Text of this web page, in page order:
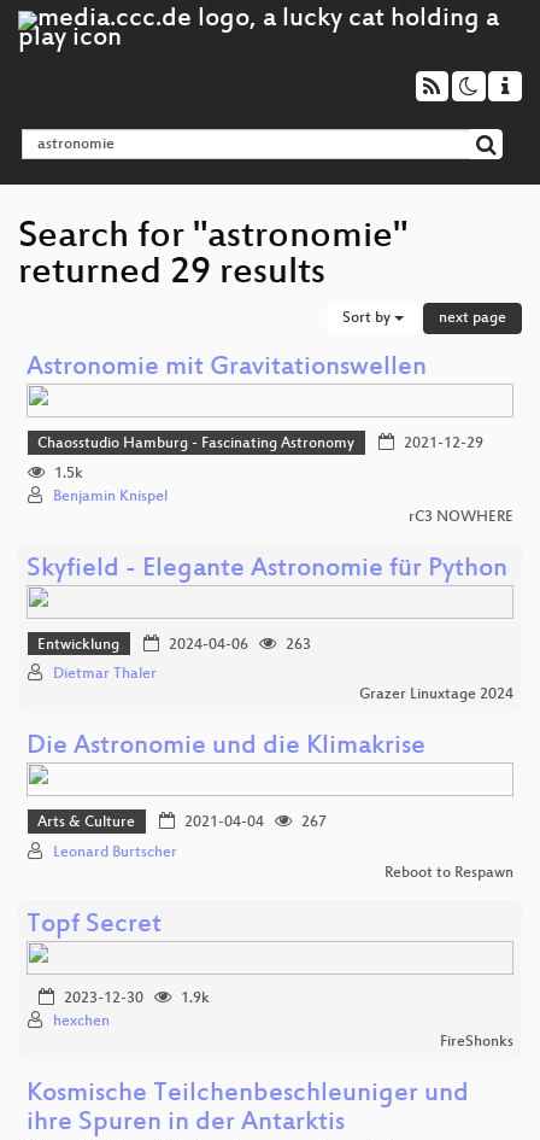
Search for "astronomie"
returned 29 results
Sort by next page
Astronomie mit Gravitationswellen
Chaosstudio Hamburg - Fascinating Astronomy
2021-12-29
1.5k
Benjamin Knispel
rC3 NOWHERE
Skyfield - Elegante Astronomie für Python
Entwicklung 2024-04-06
263
Dietmar Thaler
Grazer Linuxtage 2024
Die Astronomie und die Klimakrise
Arts & Culture 2021-04-04
267
Leonard Burtscher
Reboot to Respawn
Topf Secret
2023-12-30
1.9k
hexchen
FireShonks
Kosmische Teilchenbeschleuniger und
ihre Spuren in der Antarktis